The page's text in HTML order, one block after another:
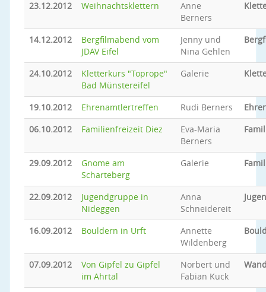
23.12.2012 Weihnachtsklettern
Anne
Berners
14.12.2012
Bergfilmabend vom
JDAV Eifel
Jenny und
Nina Gehlen
24.10.2012
Kletterkurs "Toprope"
Bad Münstereifel
Galerie
19.10.2012 Ehrenamtlertreffen Rudi Berners
06.10.2012
Familienfreizeit Diez
Eva-Maria
Berners
29.09.2012
Gnome am
Scharteberg
Galerie
22.09.2012
Jugendgruppe in
Nideggen
Anna
Schneidereit
16.09.2012 Bouldern in Urft
Annette
Wildenberg
07.09.2012
Von Gipfel zu Gipfel
im Ahrtal
Norbert und
Fabian Kuck